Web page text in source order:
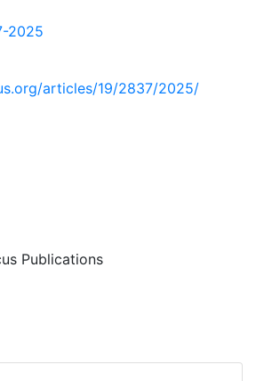
2025
articles/19/2837/2025/
Publications